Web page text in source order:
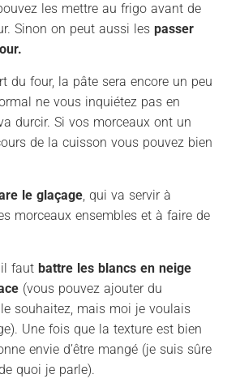
les mettre au frigo avant de
Sinon on peut aussi les passer
du four, la pâte sera encore un peu
ne vous inquiétez pas en
durcir. Si vos morceaux ont un
de la cuisson vous pouvez bien
le glaçage, qui va servir à
morceaux ensembles et à faire de
il faut battre les blancs en neige
(vous pouvez ajouter du
souhaitez, mais moi je voulais
Une fois que la texture est bien
envie d’être mangé (je suis sûre
quoi je parle).